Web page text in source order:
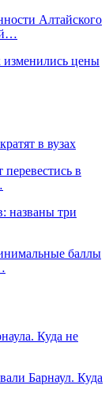
Алтайского
изменились цены
в вузах
в
названы три
баллы
Куда не
Барнаул. Куда